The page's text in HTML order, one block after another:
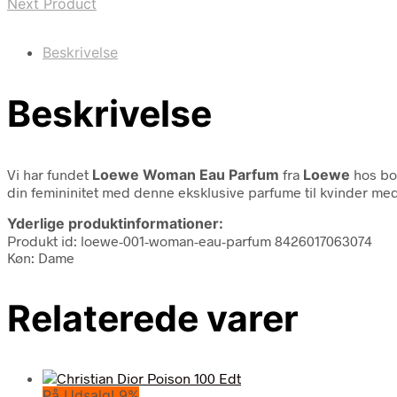
Beskrivelse
Beskrivelse
Vi har fundet Loewe Woman Eau Parfum fra Loewe hos
din femininitet med denne eksklusive parfume til kvinder
Yderlige produktinformationer:
Produkt id: loewe-001-woman-eau-parfum 8426017063074
Køn: Dame
Relaterede varer